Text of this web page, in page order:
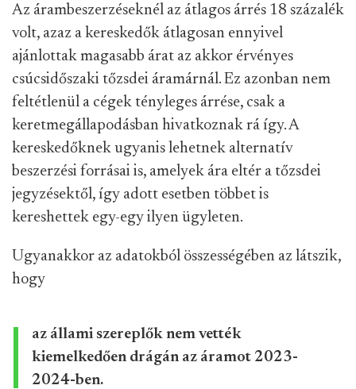
Az árambeszerzéseknél az átlagos árrés 18 százalék
volt, azaz a kereskedők átlagosan ennyivel
ajánlottak magasabb árat az akkor érvényes
csúcsidőszaki tőzsdei áramárnál. Ez azonban nem
feltétlenül a cégek tényleges árrése, csak a
keretmegállapodásban hivatkoznak rá így. A
kereskedőknek ugyanis lehetnek alternatív
beszerzési forrásai is, amelyek ára eltér a tőzsdei
jegyzésektől, így adott esetben többet is
kereshettek egy-egy ilyen ügyleten.
Ugyanakkor az adatokból összességében az látszik,
hogy
az állami szereplők nem vették
kiemelkedően drágán az áramot 2023-
2024-ben.